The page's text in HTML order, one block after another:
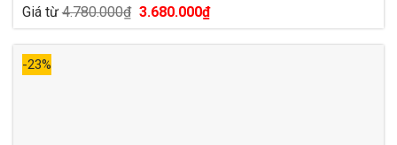
Được xếp
hạng4.935
sao
Giá từ4.780.000₫ Giá
gốc
3.680.000₫Giá
hiện
-23%